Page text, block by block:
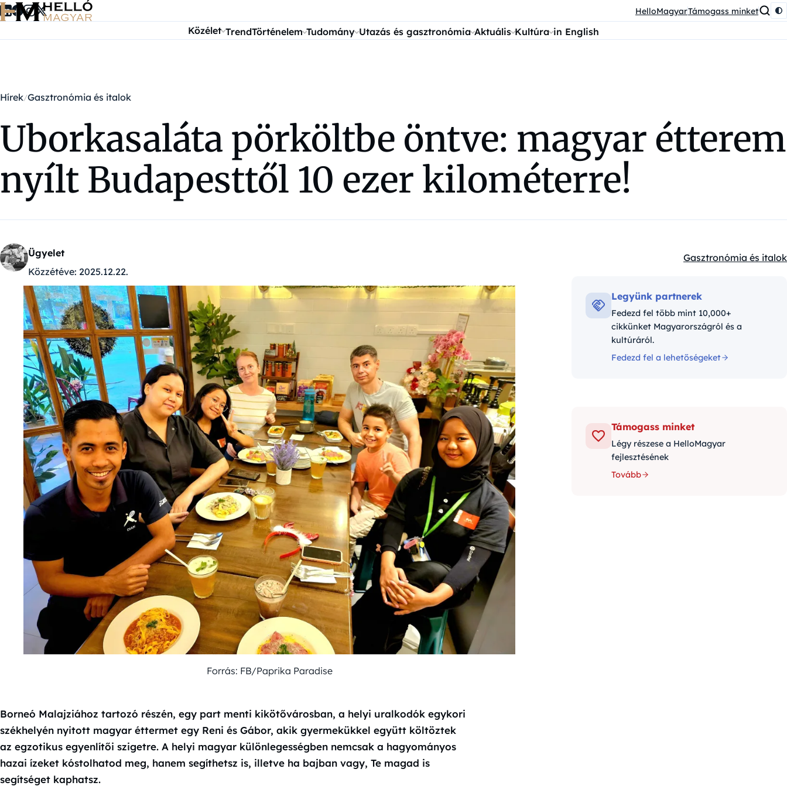
Ugrás a tartalomra HelloMagyarTámogass minket
Közélet TrendTörténelem Tudomány Utazás és gasztronómia Aktuális Kultúra in English
Hírek Gasztronómia és italok
Uborkasaláta pörköltbe öntve: magyar étterem
nyílt Budapesttől 10 ezer kilométerre!
Ügyelet
Közzétéve: 2025.12.22.
Kategóriák:
Gasztronómia és italok
Forrás: FB/Paprika Paradise
Borneó Malajziához tartozó részén, egy part menti kikötővárosban, a helyi uralkodók egykori
székhelyén nyitott magyar éttermet egy Reni és Gábor, akik gyermekükkel együtt költöztek
az egzotikus egyenlítői szigetre. A helyi magyar különlegességben nemcsak a hagyományos
hazai ízeket kóstolhatod meg, hanem segíthetsz is, illetve ha bajban vagy, Te magad is
segítséget kaphatsz.
Legyünk partnerek
Fedezd fel több mint 10,000+
cikkünket Magyarországról és a
kultúráról.
Fedezd fel a lehetőségeket
Támogass minket
Légy részese a HelloMagyar
fejlesztésének
Tovább